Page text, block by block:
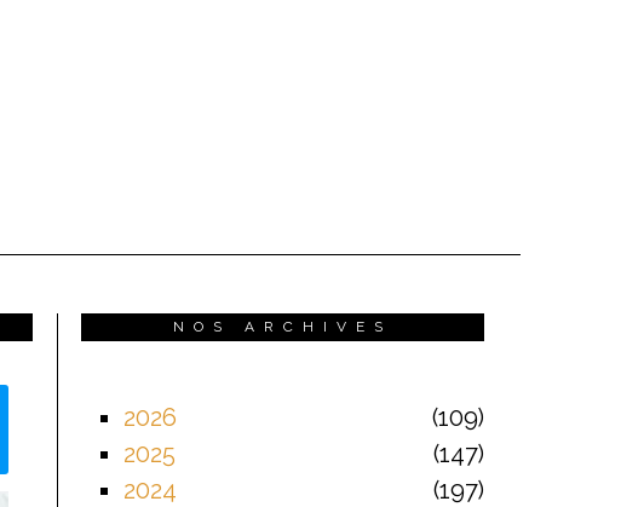
NOS ARCHIVES
2026
109
2025
147
2024
197